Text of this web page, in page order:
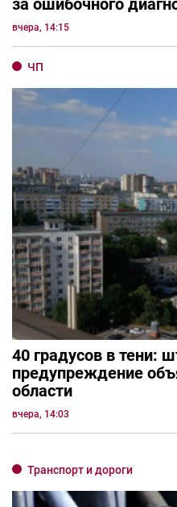
за ошибочного
вчера, 14:15
ЧП
40 градусов в тени:
предупреждение
области
вчера, 14:03
Транспорт и дороги